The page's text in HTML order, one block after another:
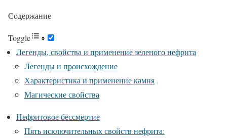
Содержание
Toggle
Легенды, свойства и применение зеленого нефрита
Легенды и происхождение
Характеристика и применение камня
Магические свойства
Нефритовое бессмертие
Пять исключительных свойств нефрита: